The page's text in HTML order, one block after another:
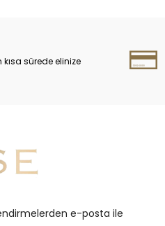
kısa sürede elinize
e-posta ile